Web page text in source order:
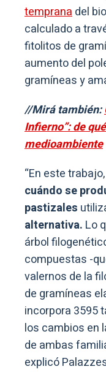
tempranadel
calculado a
fitolitos de
aumento del
gramíneas y
//Mirá también:
Infierno”: de
medioambiente
“En este
cuándo se
pastizales
alternativa. Lo
árbol
compuestas -
valernos de la
de gramíneas
incorpora 3595
los cambios en
de ambas
explicó